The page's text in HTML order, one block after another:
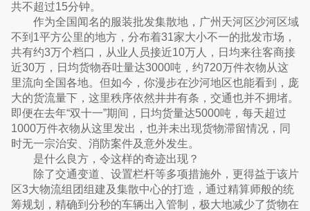
共不超过15分钟。
作为全国闻名的服装批发集散地，广州天河区沙河区域
不到1平方公里的地方，分布着31家大小不一的批发市场，
共有约3万个档口，从业人员接近10万人，日均来往客商接
近30万，日均货物吞吐量达3000吨，约720万件衣物从这
里流向全国各地。但如今，你漫步在沙河地区也能看到，庞
大的货流量下，这里秩序依然井井有条，交通也并不拥堵。
即便在去年“双十一”期间，日均货量达5000吨，每天超过
1000万件衣物从这里发出，也并未出现货物滞留情况，同
时无一宗治安、消防案件及意外发生。
是什么良方，令这样的奇迹出现？
除了交通变道、设置栏杆等多项措施外，更得益于该片
区3大物流组团组建及集散中心的打造，通过精算师般的统
筹规划，精确到分秒的车辆出入管制，极大地减少了货物在